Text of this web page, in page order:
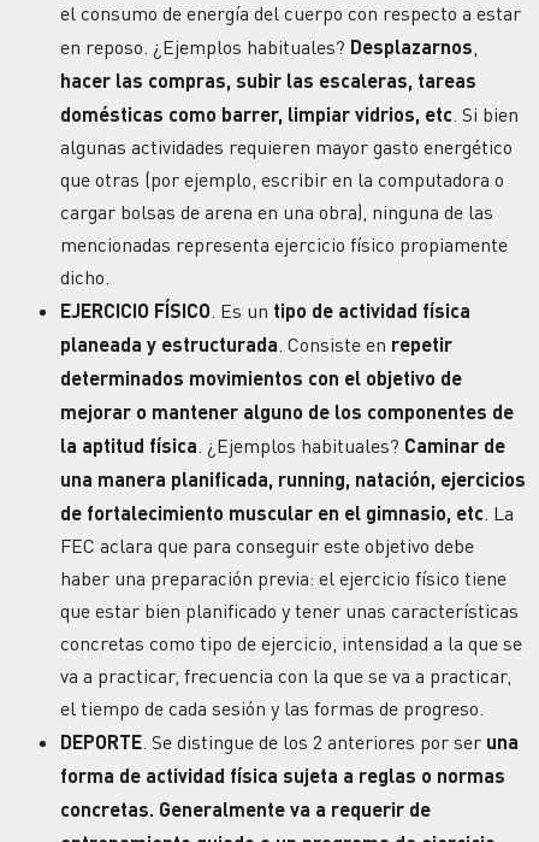
el consumo de energía del cuerpo con respecto a estar
en reposo. ¿Ejemplos habituales? Desplazarnos,
hacer las compras, subir las escaleras, tareas
domésticas como barrer, limpiar vidrios, etc. Si bien
algunas actividades requieren mayor gasto energético
que otras (por ejemplo, escribir en la computadora o
cargar bolsas de arena en una obra), ninguna de las
mencionadas representa ejercicio físico propiamente
dicho.
EJERCICIO FÍSICO. Es un tipo de actividad física
planeada y estructurada. Consiste en repetir
determinados movimientos con el objetivo de
mejorar o mantener alguno de los componentes de
la aptitud física. ¿Ejemplos habituales? Caminar de
una manera planificada, running, natación, ejercicios
de fortalecimiento muscular en el gimnasio, etc. La
FEC aclara que para conseguir este objetivo debe
haber una preparación previa: el ejercicio físico tiene
que estar bien planificado y tener unas características
concretas como tipo de ejercicio, intensidad a la que se
va a practicar, frecuencia con la que se va a practicar,
el tiempo de cada sesión y las formas de progreso.
DEPORTE. Se distingue de los 2 anteriores por ser una
forma de actividad física sujeta a reglas o normas
concretas. Generalmente va a requerir de